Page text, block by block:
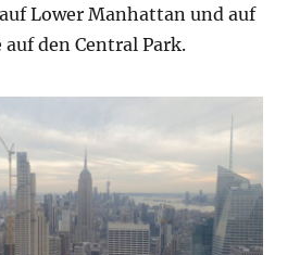
Lower Manhattan und auf
den Central Park.